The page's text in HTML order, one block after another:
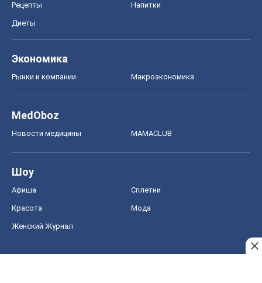
Рецепты Напитки
Диеты
Экономика
Рынки и компании Mакроэкономика
MedOboz
Новости медицины MAMACLUB
Шоу
Афиша Сплетни
Красота Мода
Женский Журнал